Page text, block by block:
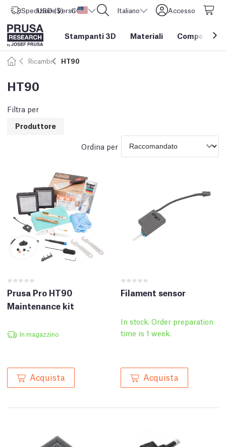
Spedizione verso Stati Uniti d'America
USD ($) CORE One L: Ora disponibile! Italiano Accesso
Stampanti 3D Materiali Componenti
Ricambi HT90
HT90
Filtra per
Produttore
Ordina per
Prusa Pro HT90
Maintenance kit
In magazzino
Acquista
Filament sensor
In stock. Order preparation
time is 1 week.
Acquista